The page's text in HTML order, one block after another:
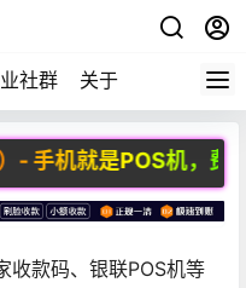
社群 关于
机就是POS机，费率
收款码、银联POS机等